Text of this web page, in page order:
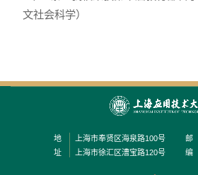
文社会科学）
地
址
上海市奉贤区海泉路100号
上海市徐汇区漕宝路120号
邮
编